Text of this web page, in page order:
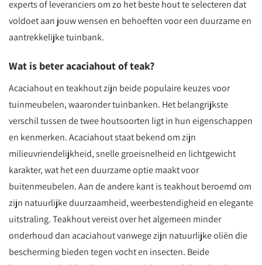
experts of leveranciers om zo het beste hout te selecteren dat
voldoet aan jouw wensen en behoeften voor een duurzame en
aantrekkelijke tuinbank.
Wat is beter acaciahout of teak?
Acaciahout en teakhout zijn beide populaire keuzes voor
tuinmeubelen, waaronder tuinbanken. Het belangrijkste
verschil tussen de twee houtsoorten ligt in hun eigenschappen
en kenmerken. Acaciahout staat bekend om zijn
milieuvriendelijkheid, snelle groeisnelheid en lichtgewicht
karakter, wat het een duurzame optie maakt voor
buitenmeubelen. Aan de andere kant is teakhout beroemd om
zijn natuurlijke duurzaamheid, weerbestendigheid en elegante
uitstraling. Teakhout vereist over het algemeen minder
onderhoud dan acaciahout vanwege zijn natuurlijke oliën die
bescherming bieden tegen vocht en insecten. Beide